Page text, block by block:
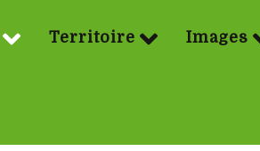
Territoire Images